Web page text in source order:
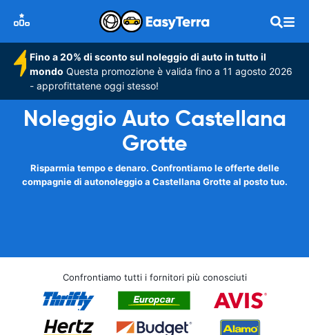
Fino a 20% di sconto sul noleggio di auto in tutto il
mondo Questa promozione è valida fino a 11 agosto 2026
- approfittatene oggi stesso!
Noleggio Auto Castellana
Grotte
Risparmia tempo e denaro. Confrontiamo le offerte delle
compagnie di autonoleggio a Castellana Grotte al posto tuo.
Confrontiamo tutti i fornitori più conosciuti